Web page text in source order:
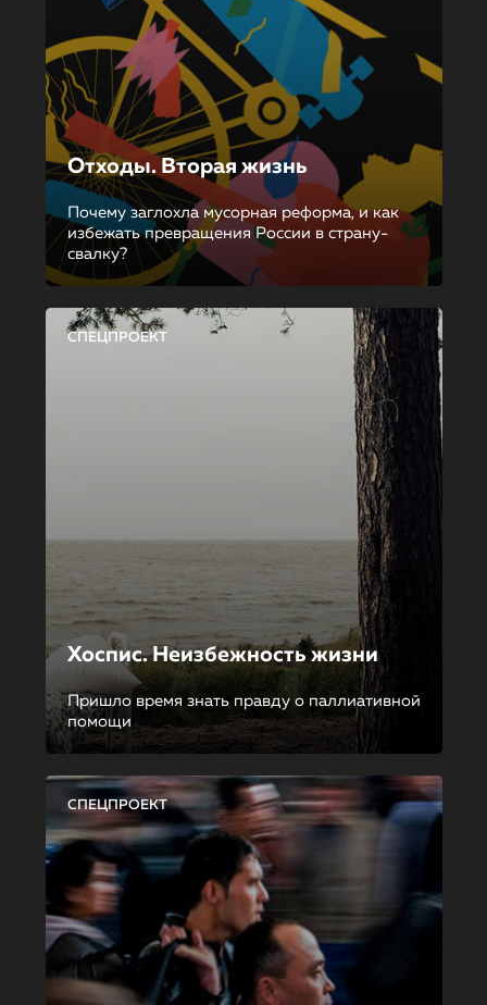
Отходы. Вторая жизнь
Почему заглохла мусорная реформа, и как
избежать превращения России в страну-
свалку?
СПЕЦПРОЕКТ
Хоспис. Неизбежность жизни
Пришло время знать правду о паллиативной
помощи
СПЕЦПРОЕКТ